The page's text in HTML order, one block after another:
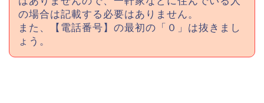
の場合は記載する必要はありません。
また、【電話番号】の最初の「０」は抜きまし
ょう。